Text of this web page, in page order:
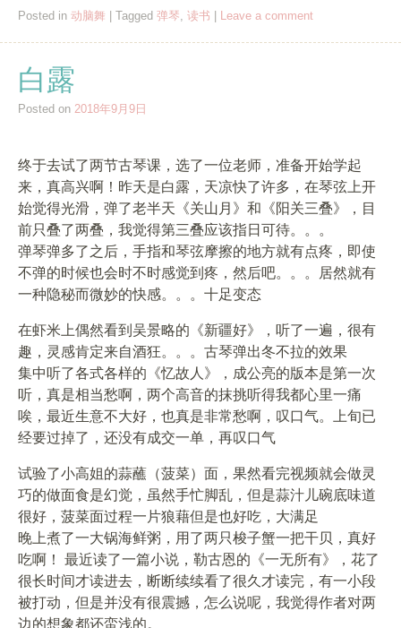
Posted in 动脑舞 Tagged 弹琴, 读书 Leave a comment
白露
Posted on 2018年9月9日
终于去试了两节古琴课，选了一位老师，准备开始学起
来，真高兴啊！昨天是白露，天凉快了许多，在琴弦上开
始觉得光滑，弹了老半天《关山月》和《阳关三叠》，目
前只叠了两叠，我觉得第三叠应该指日可待。。。
弹琴弹多了之后，手指和琴弦摩擦的地方就有点疼，即使
不弹的时候也会时不时感觉到疼，然后吧。。。居然就有
一种隐秘而微妙的快感。。。十足变态
在虾米上偶然看到吴景略的《新疆好》，听了一遍，很有
趣，灵感肯定来自酒狂。。。古琴弹出冬不拉的效果
集中听了各式各样的《忆故人》，成公亮的版本是第一次
听，真是相当愁啊，两个高音的抹挑听得我都心里一痛
唉，最近生意不大好，也真是非常愁啊，叹口气。上旬已
经要过掉了，还没有成交一单，再叹口气
试验了小高姐的蒜蘸（菠菜）面，果然看完视频就会做灵
巧的做面食是幻觉，虽然手忙脚乱，但是蒜汁儿碗底味道
很好，菠菜面过程一片狼藉但是也好吃，大满足
晚上煮了一大锅海鲜粥，用了两只梭子蟹一把干贝，真好
吃啊！ 最近读了一篇小说，勒古恩的《一无所有》，花了
很长时间才读进去，断断续续看了很久才读完，有一小段
被打动，但是并没有很震撼，怎么说呢，我觉得作者对两
边的想象都还蛮浅的。